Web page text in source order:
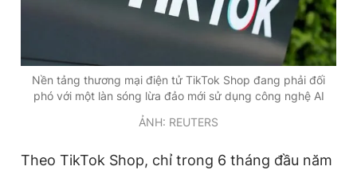
Tổng biên tập: Nguyễn Ngọc Toàn
Phó tổng biên tập thường trực: Hải Thành
Tổng thư ký tòa soạn: Đức Trung
Giấy phép xuất bản số 110/GP - BTTTT cấp ngày 24.3.2020
© 2003-2026 Bản quyền thuộc về Báo Thanh Niên. Cấm sao
chép dưới mọi hình thức nếu không có sự chấp thuận bằng văn
Nền tảng thương mại điện tử TikTok Shop đang phải đối
phó với một làn sóng lừa đảo mới sử dụng công nghệ AI
ẢNH: REUTERS
Theo TikTok Shop, chỉ trong 6 tháng đầu năm